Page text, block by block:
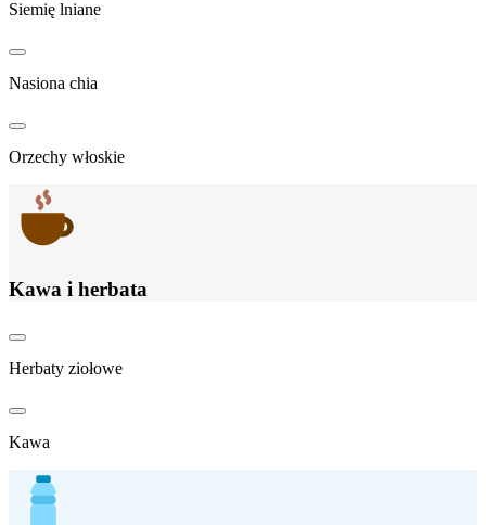
Siemię lniane
Nasiona chia
Orzechy włoskie
Kawa i herbata
Herbaty ziołowe
Kawa